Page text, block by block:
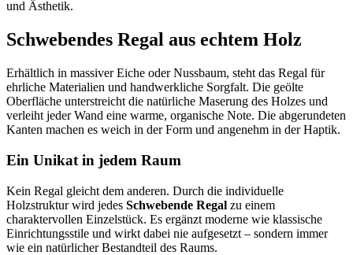
und Ästhetik.
Schwebendes Regal aus echtem Holz
Erhältlich in massiver Eiche oder Nussbaum, steht das Regal für
ehrliche Materialien und handwerkliche Sorgfalt. Die geölte
Oberfläche unterstreicht die natürliche Maserung des Holzes und
verleiht jeder Wand eine warme, organische Note. Die abgerundeten
Kanten machen es weich in der Form und angenehm in der Haptik.
Ein Unikat in jedem Raum
Kein Regal gleicht dem anderen. Durch die individuelle
Holzstruktur wird jedes Schwebende Regal zu einem
charaktervollen Einzelstück. Es ergänzt moderne wie klassische
Einrichtungsstile und wirkt dabei nie aufgesetzt – sondern immer
wie ein natürlicher Bestandteil des Raums.